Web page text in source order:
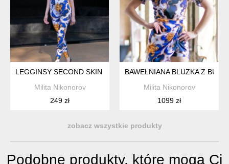
LEGGINSY SECOND SKIN - SKY PARADE
Milita Nikonorov
249 zł
BAWEŁNIANA BLUZKA Z
Milita Nikonorov
1099 zł
zobacz wszystkie produkty
Podobne produkty, które mogą Ci